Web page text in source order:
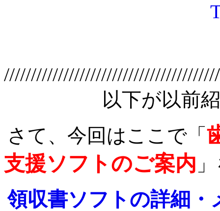
以下が以前
さて、今回はここで「
支援ソフトのご案内
領収書ソフトの詳細・